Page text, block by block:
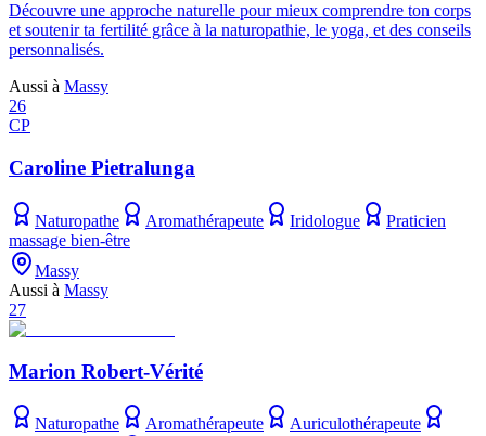
Découvre une approche naturelle pour mieux comprendre ton corps
et soutenir ta fertilité grâce à la naturopathie, le yoga, et des conseils
personnalisés.
Aussi à Massy
26
CP
Caroline Pietralunga
Naturopathe Aromathérapeute Iridologue
Praticien
massage bien-être
Massy
Aussi à Massy
27
Marion Robert-Vérité
Naturopathe Aromathérapeute
Auriculothérapeute